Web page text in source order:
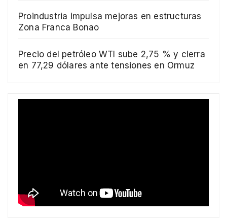
Proindustria impulsa mejoras en estructuras
Zona Franca Bonao
Precio del petróleo WTI sube 2,75 % y cierra
en 77,29 dólares ante tensiones en Ormuz